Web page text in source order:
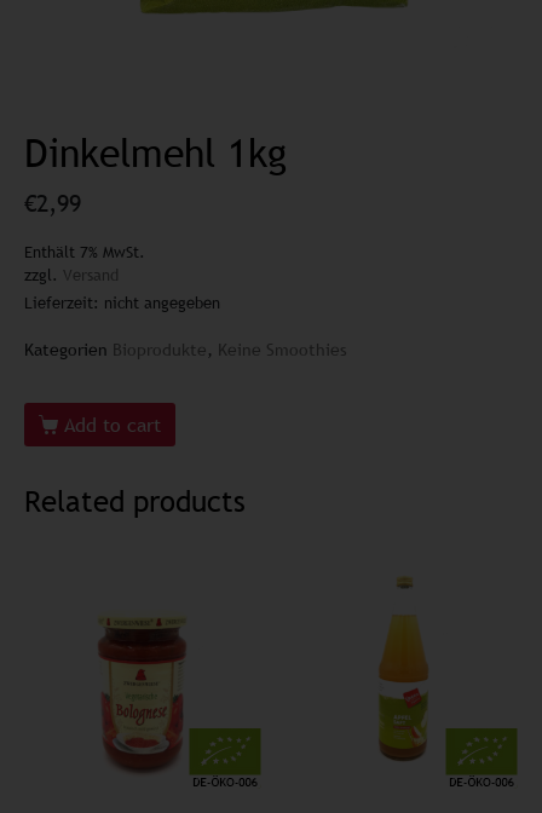
Dinkelmehl 1kg
€2,99
Enthält 7% MwSt.
zzgl. Versand
Lieferzeit: nicht angegeben
Kategorien Bioprodukte, Keine Smoothies
Add to cart
Related products